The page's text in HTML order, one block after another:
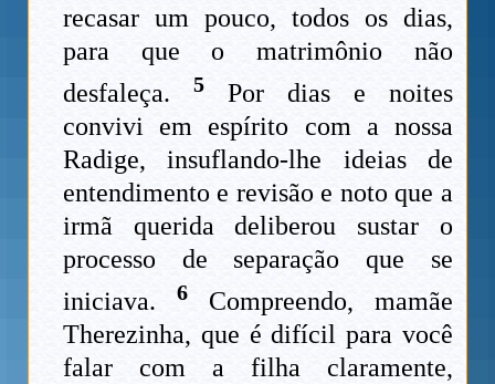
recasar um pouco, todos os dias,
para que o matrimônio não
desfaleça. 5 Por dias e noites
convivi em espírito com a nossa
Radige, insuflando-lhe ideias de
entendimento e revisão e noto que a
irmã querida deliberou sustar o
processo de separação que se
iniciava. 6Compreendo, mamãe
Therezinha, que é difícil para você
falar com a filha claramente,